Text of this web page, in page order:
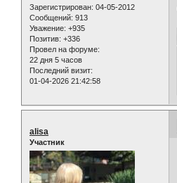
Зарегистрирован: 04-05-2012
Сообщений: 913
Уважение: +935
Позитив: +336
Провел на форуме:
22 дня 5 часов
Последний визит:
01-04-2026 21:42:58
alisa
Участник